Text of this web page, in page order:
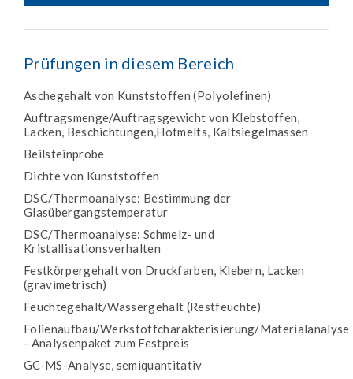
Prüfungen in diesem Bereich
Aschegehalt von Kunststoffen (Polyolefinen)
Auftragsmenge/Auftragsgewicht von Klebstoffen,
Lacken, Beschichtungen,Hotmelts, Kaltsiegelmassen
Beilsteinprobe
Dichte von Kunststoffen
DSC/Thermoanalyse: Bestimmung der
Glasübergangstemperatur
DSC/Thermoanalyse: Schmelz- und
Kristallisationsverhalten
Festkörpergehalt von Druckfarben, Klebern, Lacken
(gravimetrisch)
Feuchtegehalt/Wassergehalt (Restfeuchte)
Folienaufbau/Werkstoffcharakterisierung/Materialanalyse
- Analysenpaket zum Festpreis
GC-MS-Analyse, semiquantitativ